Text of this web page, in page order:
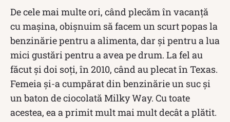
De cele mai multe ori, când plecăm în vacanță
cu mașina, obișnuim să facem un scurt popas la
benzinărie pentru a alimenta, dar și pentru a lua
mici gustări pentru a avea pe drum. La fel au
făcut și doi soți, în 2010, când au plecat în Texas.
Femeia și-a cumpărat din benzinărie un suc și
un baton de ciocolată Milky Way. Cu toate
acestea, ea a primit mult mai mult decât a plătit.